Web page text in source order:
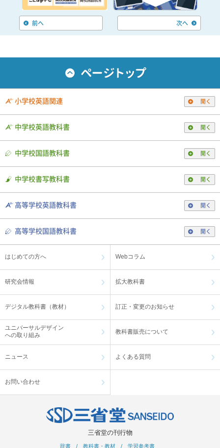
前へ 次へ
小学校英語関連 開く
中学校英語教科書 開く
中学校国語教科書 開く
中学校書写教科書 開く
高等学校英語教科書 開く
高等学校国語教科書 開く
はじめての方へ Webコラム
研究会情報 拡大教科書
デジタル教科書（教材） 訂正・変更のお知らせ
ユニバーサルデザイン
への取り組み
教科書販売について
ニュース よくある質問
お問い合わせ
三省堂の刊行物
辞書 / 教科書・教材 / 学習参考書